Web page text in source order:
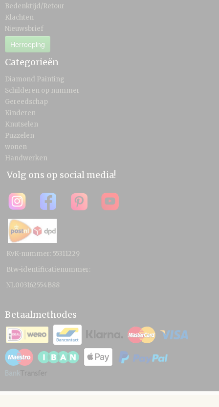
Bedenktijd/Retour
Klachten
Nieuwsbrief
Herroeping
Categorieën
Diamond Painting
Schilderen op nummer
Gereedschap
Kinderen
Knutselen
Puzzelen
wonen
Handwerken
Volg ons op social media!
KvK-nummer: 55311229
Btw-identificatienummer:
NL003162554B88
Betaalmethodes